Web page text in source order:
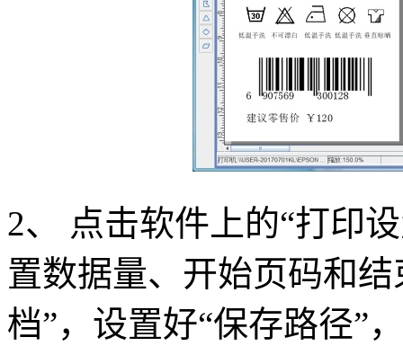
2、 点击软件上的“打印
置数据量、开始页码和
档”，设置好“保存路径”